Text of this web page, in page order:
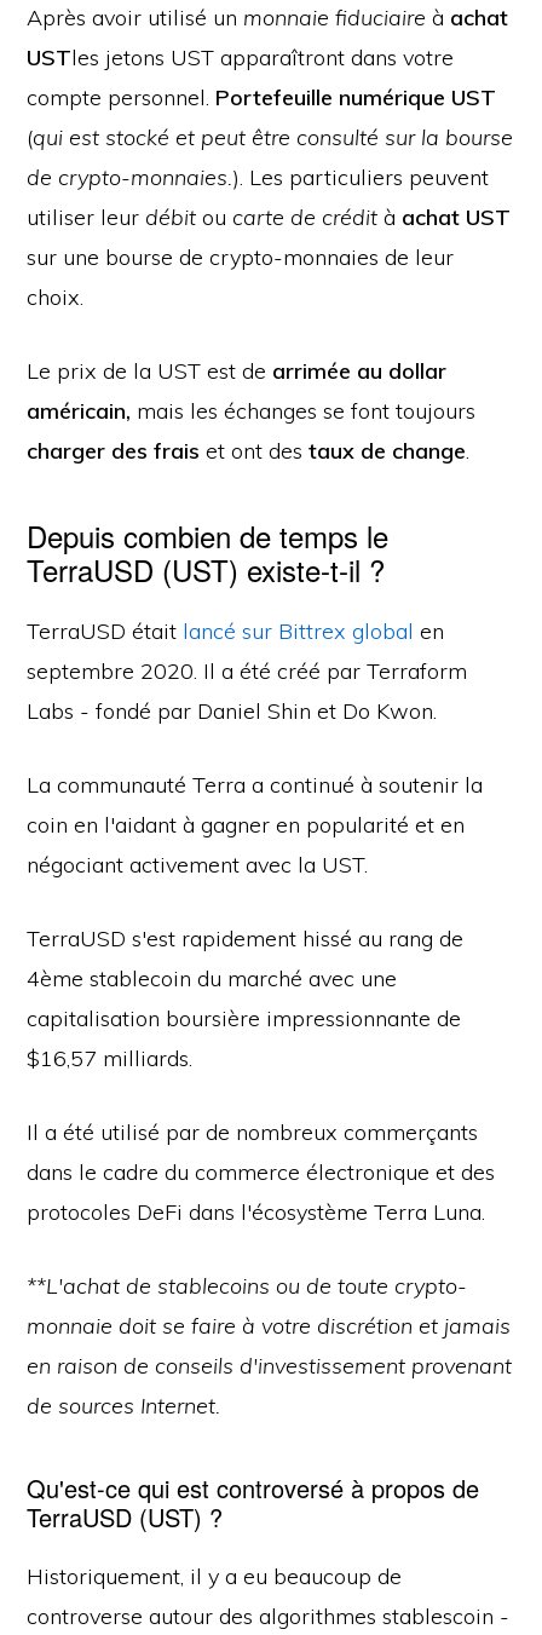
Après avoir utilisé un monnaie fiduciaire à achat
USTles jetons UST apparaîtront dans votre
compte personnel. Portefeuille numérique UST
(qui est stocké et peut être consulté sur la bourse
de crypto-monnaies.). Les particuliers peuvent
utiliser leur débit ou carte de crédit à achat UST
sur une bourse de crypto-monnaies de leur
choix.
Le prix de la UST est de arrimée au dollar
américain, mais les échanges se font toujours
charger des fraiset ont destaux de change.
Depuis combien de temps le
TerraUSD (UST) existe-t-il ?
TerraUSD était lancé sur Bittrex global en
septembre 2020. Il a été créé par Terraform
Labs - fondé par Daniel Shin et Do Kwon.
La communauté Terra a continué à soutenir la
coin en l'aidant à gagner en popularité et en
négociant activement avec la UST.
TerraUSD s'est rapidement hissé au rang de
4ème stablecoin du marché avec une
capitalisation boursière impressionnante de
$16,57 milliards.
Il a été utilisé par de nombreux commerçants
dans le cadre du commerce électronique et des
protocoles DeFi dans l'écosystème Terra Luna.
**L'achat de stablecoins ou de toute crypto-
monnaie doit se faire à votre discrétion et jamais
en raison de conseils d'investissement provenant
de sources Internet.
Qu'est-ce qui est controversé à propos de
TerraUSD (UST) ?
Historiquement, il y a eu beaucoup de
controverse autour des algorithmes stablescoin -